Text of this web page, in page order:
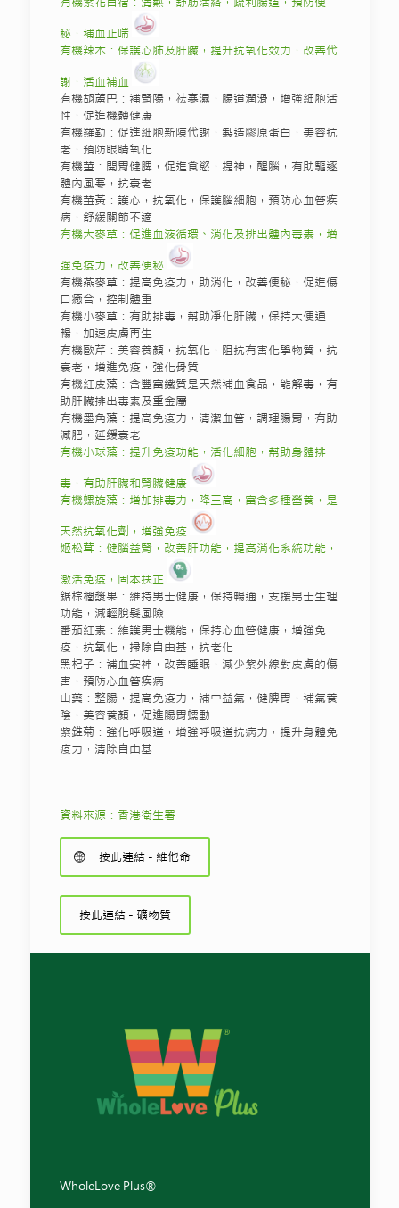
秘，補血止喘
有機辣木：保護心肺及肝臟，提升抗氧化效力，改善代
謝，活血補血
有機胡蘆巴：補腎陽，祛寒濕，腸道潤滑，增強細胞活
性，促進機體健康
有機羅勒：促進細胞新陳代謝，製造膠原蛋白，美容抗
老，預防眼睛氧化
有機薑：開胃健脾，促進食慾，提神，醒腦，有助驅逐
體內風寒，抗衰老
有機薑黃：護心，抗氧化，保護腦細胞，預防心血管疾
病，舒緩關節不適
有機大麥草：促進血液循環、消化及排出體內毒素，增
強免疫力，改善便秘
有機燕麥草：提高免疫力，助消化，改善便秘，促進傷
口癒合，控制體重
有機小麥草：有助排毒，幫助凈化肝臟，保持大便通
暢，加速皮膚再生
有機歐芹：美容養顏，抗氧化，阻抗有害化學物質，抗
衰老，增進免疫，強化骨質
有機紅皮藻：含豐富鐵質是天然補血食品，能解毒，有
助肝臟排出毒素及重金屬
有機墨角藻：提高免疫力，清潔血管，調理腸胃，有助
減肥，延缓衰老
有機小球藻：提升免疫功能，活化細胞，幫助身體排
毒，有助肝臟和腎臟健康
有機螺旋藻：增加排毒力，降三高，富含多種營養，是
天然抗氧化劑，增強免疫
姬松茸：健腦益腎，改善肝功能，提高消化系統功能，
激活免疫，固本扶正
鋸棕櫚漿果：維持男士健康，保持暢通，支援男士生理
功能，減輕脫髮風險
番茄紅素：維護男士機能，保持心血管健康，增強免
疫，抗氧化，掃除自由基，抗老化
黑杞子：補血安神，改善睡眠，減少紫外線對皮膚的傷
害，預防心血管疾病
山藥：整腸，提高免疫力，補中益氣，健脾胃，補氣養
陰，美容養顏，促進腸胃蠕動
紫錐菊：強化呼吸道，增強呼吸道抗病力，提升身體免
疫力，清除自由基
資料來源：香港衛生署
按此連結 - 維他命
按此連結 - 礦物質
WholeLove Plus®